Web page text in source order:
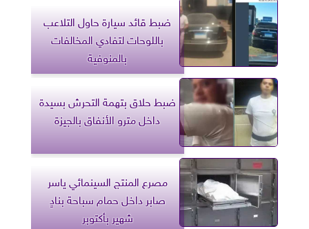
ضبط قائد سيارة حاول التلاعب
باللوحات لتفادي المخالفات
بالمنوفية
ضبط حلاق بتهمة التحرش بسيدة
داخل مترو الأنفاق بالجيزة
مصرع المنتج السينمائي ياسر
صابر داخل حمام سباحة بنادٍ
شهير بأكتوبر